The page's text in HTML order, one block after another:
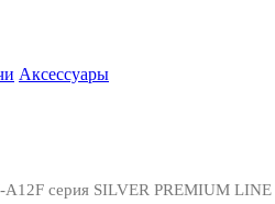
Аксессуары
серия SILVER PREMIUM LINE